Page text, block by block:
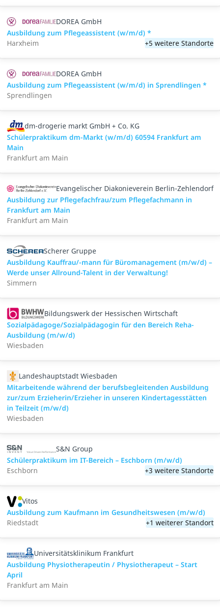
DOREA GmbH
Ausbildung zum Pflegeassistent (w/m/d) *
Harxheim
+5 weitere Standorte
DOREA GmbH
Ausbildung zum Pflegeassistent (w/m/d) in Sprendlingen *
Sprendlingen
dm-drogerie markt GmbH + Co. KG
Schülerpraktikum dm-Markt (w/m/d) 60594 Frankfurt am
Main
Frankfurt am Main
Evangelischer Diakonieverein Berlin-Zehlendorf
Ausbildung zur Pflegefachfrau/zum Pflegefachmann in
Frankfurt am Main
Frankfurt am Main
Scherer Gruppe
Ausbildung Kauffrau/-mann für Büromanagement (m/w/d) –
Werde unser Allround-Talent in der Verwaltung!
Simmern
Bildungswerk der Hessischen Wirtschaft
Sozialpädagoge/Sozialpädagogin für den Bereich Reha-
Ausbildung (m/w/d)
Wiesbaden
Landeshauptstadt Wiesbaden
Mitarbeitende während der berufsbegleitenden Ausbildung
zur/zum Erzieherin/Erzieher in unseren Kindertagesstätten
in Teilzeit (m/w/d)
Wiesbaden
S&N Group
Schülerpraktikum im IT-Bereich – Eschborn (m/w/d)
Eschborn
+3 weitere Standorte
Vitos
Ausbildung zum Kaufmann im Gesundheitswesen (m/w/d)
Riedstadt
+1 weiterer Standort
Universitätsklinikum Frankfurt
Ausbildung Physiotherapeutin / Physiotherapeut – Start
April
Frankfurt am Main